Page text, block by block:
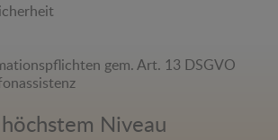
gem. Art. 13 DSGVO
Niveau